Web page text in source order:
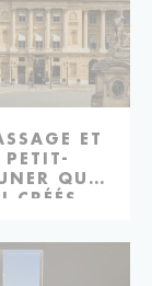
ET
PETIT-
QUE
CRÉÉS